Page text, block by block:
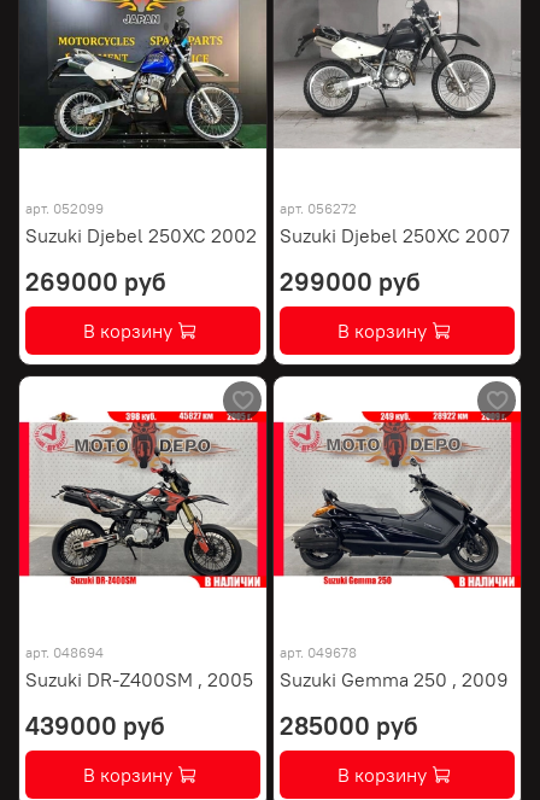
арт. 052099
Suzuki Djebel 250XC 2002
269000 руб
В корзину
арт. 056272
Suzuki Djebel 250XC 2007
299000 руб
В корзину
арт. 048694
Suzuki DR-Z400SM , 2005
439000 руб
В корзину
арт. 049678
Suzuki Gemma 250 , 2009
285000 руб
В корзину